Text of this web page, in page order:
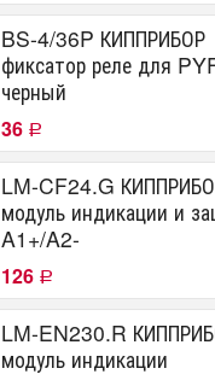
BS-4/36P КИППРИБОР
фиксатор реле для
черный
36 Р
LM-CF24.G
модуль индикации и
A1+/A2-
126 Р
LM-EN230.R
модуль индикации